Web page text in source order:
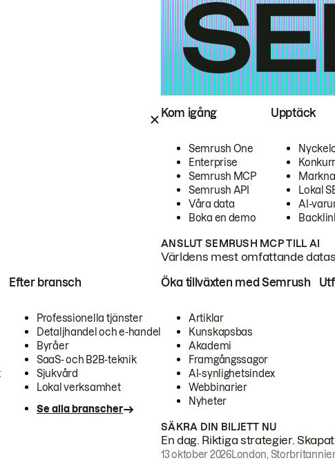
Kom igång
Semrush One
Enterprise
Semrush MCP
Semrush API
Våra data
Boka en demo
Upptäck
Lokal
AI-
ANSLUT SEMRUSH MCP TILL AI
Världens mest omfattande
Efter bransch
Professionella tjänster
Detaljhandel och e-handel
Byråer
SaaS- och B2B-teknik
Sjukvård
Lokal verksamhet
Se alla branscher
Öka tillväxten med Semrush
Artiklar
Kunskapsbas
Akademi
Framgångssagor
AI-synlighetsindex
Webbinarier
Nyheter
SÄKRA DIN BILJETT NU
En dag. Riktiga strategier.
13 oktober 2026London,